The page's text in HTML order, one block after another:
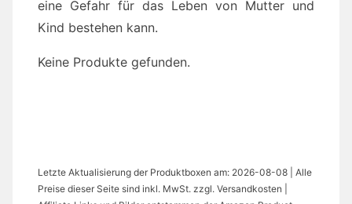
eine Gefahr für das Leben von Mutter und
Kind bestehen kann.
Keine Produkte gefunden.
Letzte Aktualisierung der Produktboxen am: 2026-08-08 | Alle
Preise dieser Seite sind inkl. MwSt. zzgl. Versandkosten |